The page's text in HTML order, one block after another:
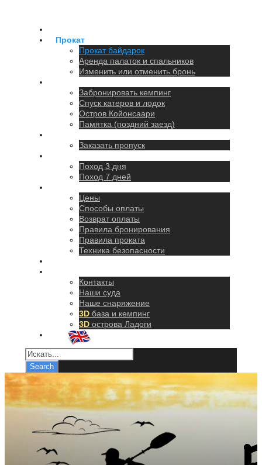
Прокат
Прокат байдарок
Аренда палаток и спальников
Изменить или отменить бронь
Забронировать кемпинг
Спуск катеров и лодок
Остров Койонсаари
Памятка (поздний заезд)
Заказать пропуск
Поход 3 дня
Поход 7 дней
Цены
Способы оплаты
Возврат оплаты
Правила бронирования
Правила проката
Техника безопасности
Контакты
Наши суда
Наше снаряжение
3D база и кемпинг
3D острова Ладоги